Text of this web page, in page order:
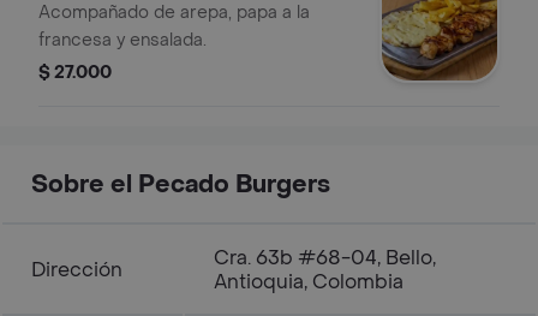
Acompañado de arepa, papa a la
francesa y ensalada.
$ 27.000
Sobre el Pecado Burgers
Dirección
Cra. 63b #68-04, Bello,
Antioquia, Colombia